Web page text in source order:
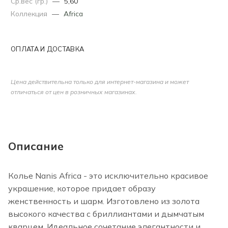
Коллекция — Africa
ОПЛАТА И ДОСТАВКА
Цена действительна только для интернет-магазина и может
отличаться от цен в розничных магазинах.
Описание
Колье Nanis Africa - это исключительно красивое
украшение, которое придает образу
женственность и шарм. Изготовлено из золота
высокого качества с бриллиантами и дымчатым